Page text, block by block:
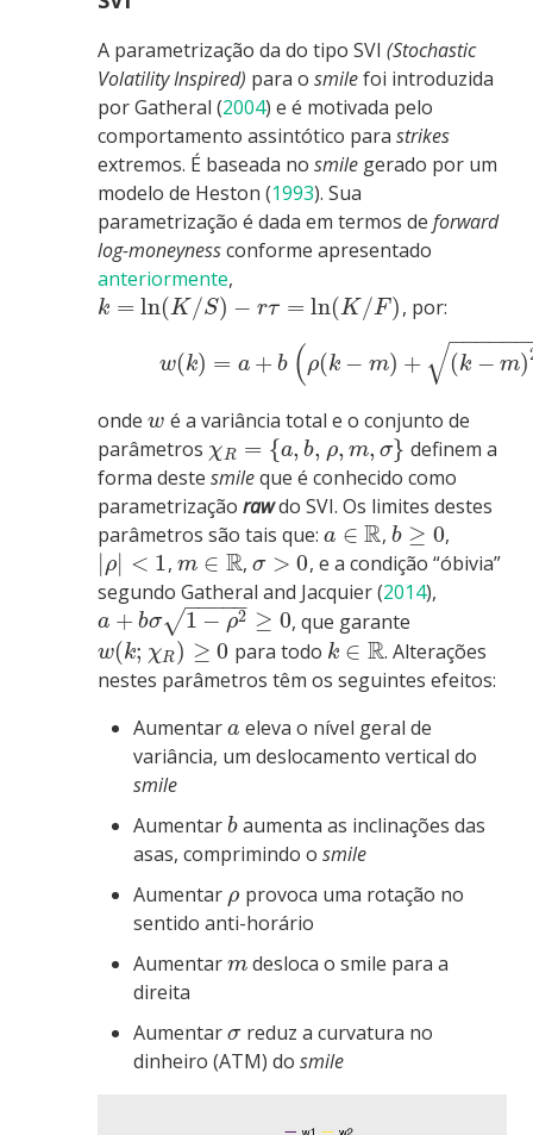
A parametrização da do tipo SVI(Stochastic
Volatility Inspired) para osmilefoi introduzida
porGatheral (2004) e é motivada pelo
comportamento assintótico parastrikes
extremos. É baseada nosmile gerado por um
modelo de Heston (1993). Sua
parametrização é dada em termos deforward
log-moneynessconforme apresentado
anteriormente,
k = ln(K /S) − rτ = ln(K / F ), por:
w(k) = a + b (ρ(k − m) + (k − m)
−−−−−−
√
ondew é a variância total e o conjunto de
parâmetros χ R = {a, b, ρ, m, σ} definem a
forma destesmileque é conhecido como
parametrizaçãorawdo SVI. Os limites destes
parâmetros são tais que:a ∈ R, b ≥ 0,
| ρ| < 1 , m ∈ R,σ > 0, e a condição “óbivia”
segundoGatheral and Jacquier (2014),
a + bσ 1 − ρ2
− −
−−−
√ ≥ 0, que garante
w(k; χR) ≥ 0 para todo k ∈ R. Alterações
nestes parâmetros têm os seguintes efeitos:
Aumentara eleva o nível geral de
variância, um deslocamento vertical do
smile
Aumentarb aumenta as inclinações das
asas, comprimindo osmile
Aumentar ρ provoca uma rotação no
sentido anti-horário
Aumentarm desloca o smile para a
direita
Aumentarσreduz a curvatura no
dinheiro (ATM) dosmile